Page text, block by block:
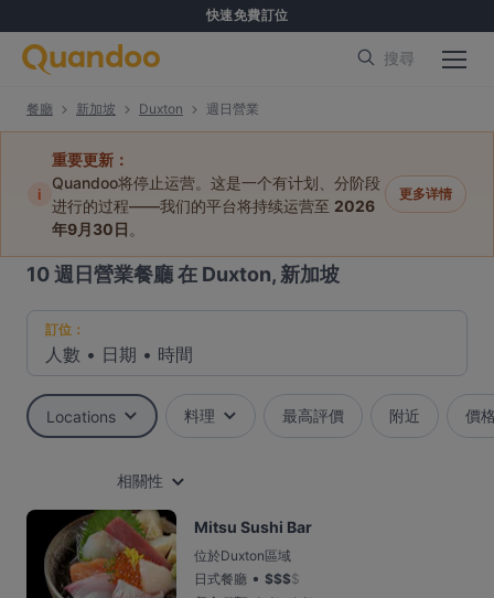
快速免費訂位
搜尋
餐廳 新加坡 Duxton 週日營業
i
重要更新：
Quandoo将停止运营。这是一个有计划、分阶段
进行的过程——我们的平台将持续运营至 2026
年9月30日 。
更多详情
10週日營業餐廳 在 Duxton, 新加坡
訂位：
人數 • 日期 • 時間
Locations 料理 最高評價 附近 價
相關性
Mitsu Sushi Bar
位於Duxton區域
日式餐廳 • $$$$